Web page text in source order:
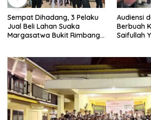
Dihadang, 3 Pelaku
Lahan Suaka
Bukit Rimbang
Audiensi dengan
Berbuah Kabar
Saifullah Yusuf
Kuansing